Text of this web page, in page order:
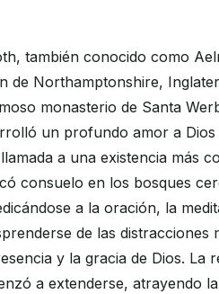
también conocido como
de Northamptonshire,
monasterio de Santa
un profundo amor a
a una existencia más
consuelo en los bosques
a la oración, la
de las
y la gracia de Dios. La
a extenderse, atrayendo